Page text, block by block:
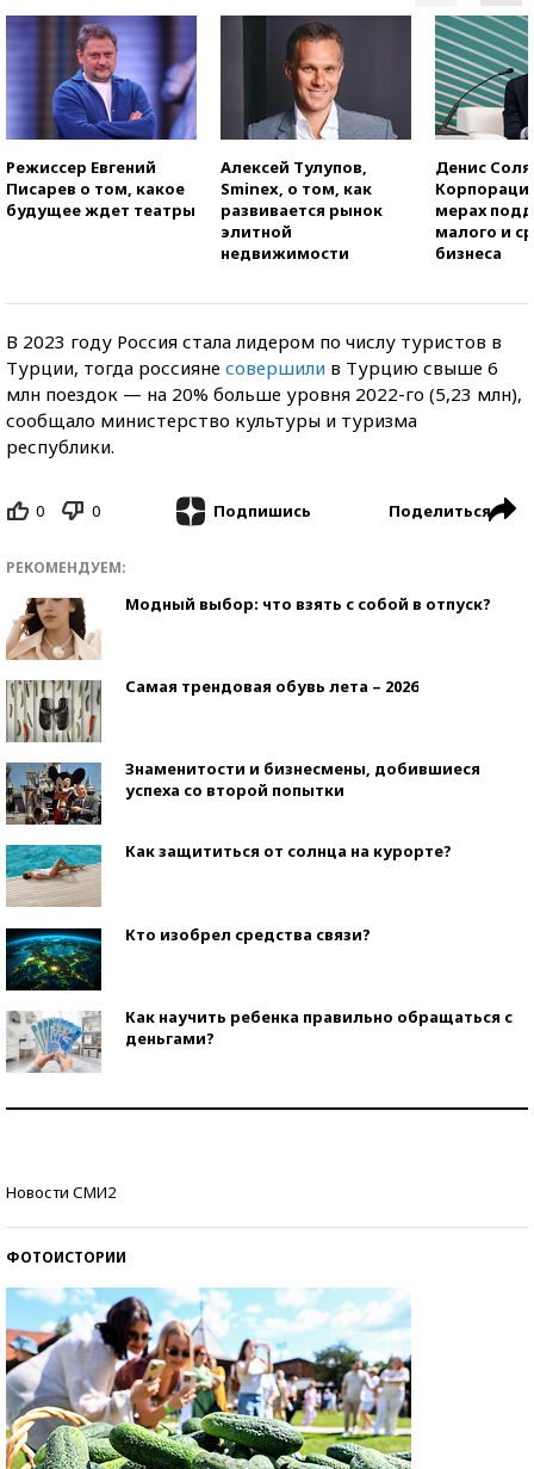
Режиссер Евгений
Писарев о том, какое
будущее ждет театры
Алексей Тулупов,
Sminex, о том, как
развивается рынок
элитной
недвижимости
Денис
мерах
малого и
бизнеса
В 2023 году Россия стала лидером по числу туристов в
Турции, тогда россияне совершили в Турцию свыше 6
млн поездок — на 20% больше уровня 2022-го (5,23 млн),
сообщало министерство культуры и туризма
республики.
0 0 Подпишись Поделиться
РЕКОМЕНДУЕМ:
Модный выбор: что взять с собой в отпуск?
Самая трендовая обувь лета – 2026
Знаменитости и бизнесмены, добившиеся
успеха со второй попытки
Как защититься от солнца на курорте?
Кто изобрел средства связи?
Как научить ребенка правильно обращаться с
деньгами?
Новости СМИ2
ФОТОИСТОРИИ